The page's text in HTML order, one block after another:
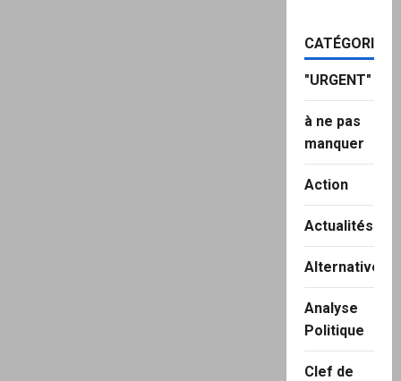
CATÉGORIES
"URGENT"
à ne pas
manquer
Action
Actualités
Alternatives
Analyse
Politique
Clef de